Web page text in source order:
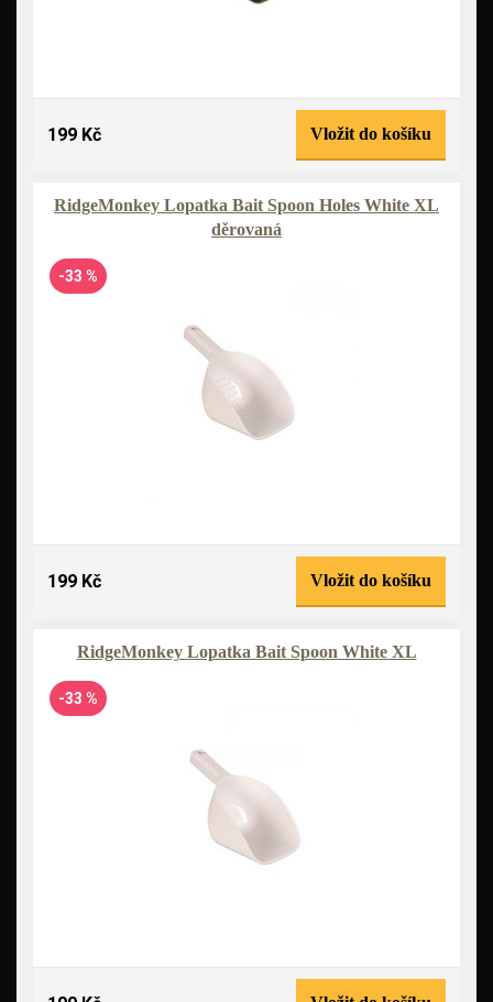
199 Kč Vložit do košíku
RidgeMonkey Lopatka Bait Spoon Holes White XL
děrovaná
-33 %
199 Kč Vložit do košíku
RidgeMonkey Lopatka Bait Spoon White XL
-33 %